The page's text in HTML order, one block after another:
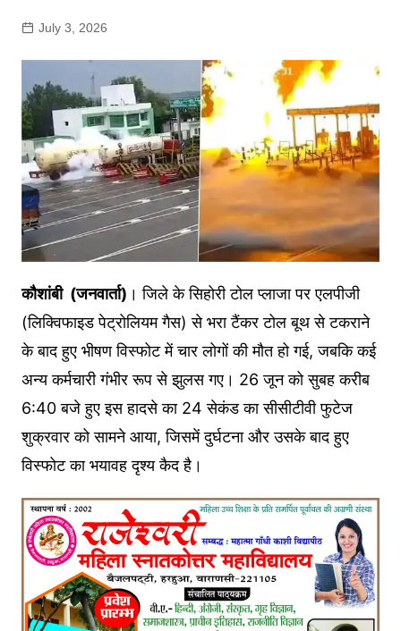
July 3, 2026
कौशांबी (जनवार्ता) । जिले के सिहोरी टोल प्लाजा पर एलपीजी
(लिक्विफाइड पेट्रोलियम गैस) से भरा टैंकर टोल बूथ से टकराने
के बाद हुए भीषण विस्फोट में चार लोगों की मौत हो गई, जबकि कई
अन्य कर्मचारी गंभीर रूप से झुलस गए। 26 जून को सुबह करीब
6:40 बजे हुए इस हादसे का 24 सेकंड का सीसीटीवी फुटेज
शुक्रवार को सामने आया, जिसमें दुर्घटना और उसके बाद हुए
विस्फोट का भयावह दृश्य कैद है।